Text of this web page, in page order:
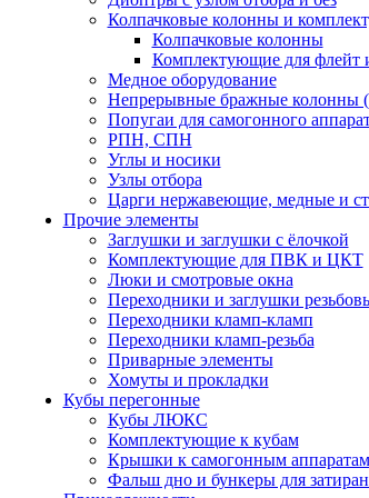
Колпачковые колонны и
Колпачковые колонны
Комплектующие для флейт
Медное оборудование
Непрерывные бражные колонны
Попугаи для самогонного
РПН, СПН
Углы и носики
Узлы отбора
Царги нержавеющие, медные и
Прочие элементы
Заглушки и заглушки с ёлочкой
Комплектующие для ПВК и ЦКТ
Люки и смотровые окна
Переходники и заглушки
Переходники кламп-кламп
Переходники кламп-резьба
Приварные элементы
Хомуты и прокладки
Кубы перегонные
Кубы ЛЮКС
Комплектующие к кубам
Крышки к самогонным аппаратам
Фальш дно и бункеры для